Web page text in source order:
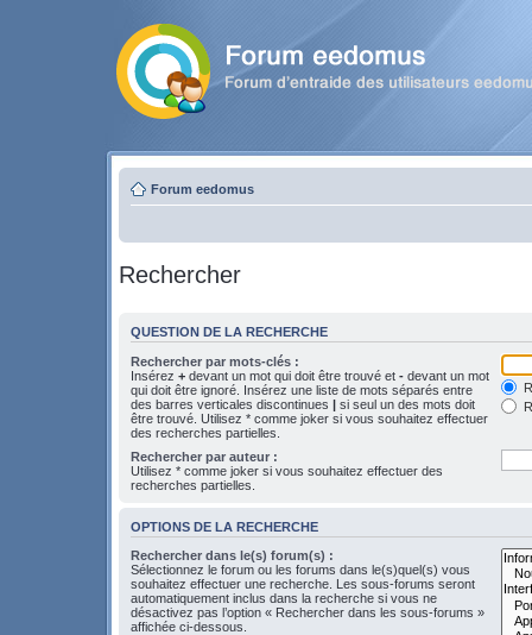
Forum eedomus
Rechercher
QUESTION DE LA RECHERCHE
Rechercher par mots-clés :
Insérez + devant un mot qui doit être trouvé et - devant un mot
qui doit être ignoré. Insérez une liste de mots séparés entre
des barres verticales discontinues | si seul un des mots doit
être trouvé. Utilisez * comme joker si vous souhaitez effectuer
des recherches partielles.
Rechercher par auteur :
Utilisez * comme joker si vous souhaitez effectuer des
recherches partielles.
OPTIONS DE LA RECHERCHE
Rechercher dans le(s) forum(s) :
Sélectionnez le forum ou les forums dans le(s)quel(s) vous
souhaitez effectuer une recherche. Les sous-forums seront
automatiquement inclus dans la recherche si vous ne
désactivez pas l’option « Rechercher dans les sous-forums »
affichée ci-dessous.